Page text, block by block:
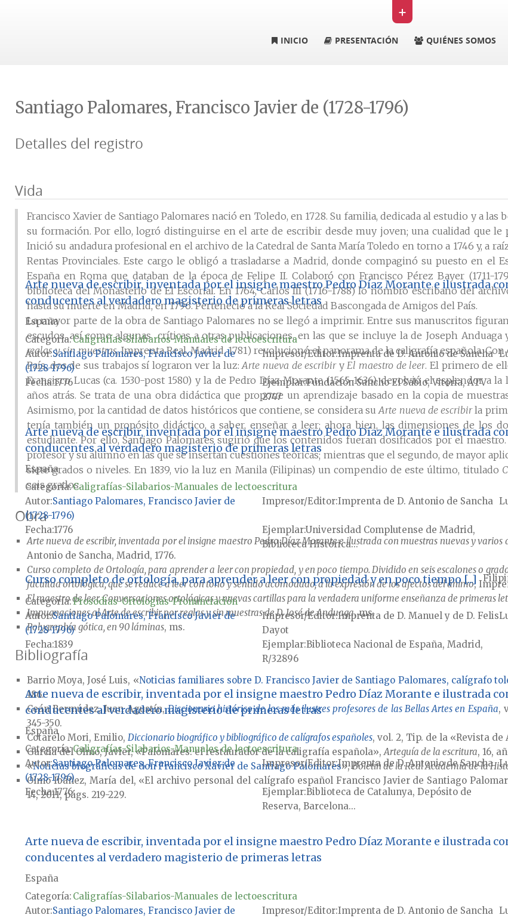
+
INICIO PRESENTACIÓN QUIÉNES SOMOS
Santiago Palomares, Francisco Javier de (1728-1796)
Detalles del registro
Vida
Francisco Xavier de Santiago Palomares nació en Toledo, en 1728. Su familia, dedicada al estudio y a
su formación. Por ello, logró distinguirse en el arte de escribir desde muy joven; una cualidad que
Inició su andadura profesional en el archivo de la Catedral de Santa María Toledo en torno a 1746 y, a
Rentas Provinciales. Este cargo le obligó a trasladarse a Madrid, donde compaginó su puesto en el
España en Roma que databan de la época de Felipe II. Colaboró con Francisco Pérez Bayer (1711-
biblioteca del Monasterio de El Escorial. En 1764, Carlos III (1716-1788) lo nombró escribano del
hasta su muerte en Madrid, en 1796. Perteneció a la Real Sociedad Bascongada de Amigos del País.
La mayor parte de la obra de Santiago Palomares no se llegó a imprimir. Entre sus manuscritos
escudos, así como algunas críticas a otras publicaciones, en las que se incluye la de Joseph Anduaga
reglas y sin muestras, Imprenta Real, Madrid, 1781) revolucionó el panorama de la caligrafía española.
País, dos de sus trabajos sí lograron ver la luz:Arte nueva de escribiryEl maestro de leer. El primero de
Francisco Lucas (ca. 1530-post 1580) y la de Pedro Díaz Morante (1565-1636), devolvió el esplendor a
años atrás. Se trata de una obra didáctica que propone un aprendizaje basado en la copia de
Asimismo, por la cantidad de datos históricos que contiene, se considera suArte nueva de escribirla
tenía también un propósito didáctico, a saber, enseñar a leer; ahora bien, las dimensiones de los
estudiante. Por ello, Santiago Palomares sugirió que los contenidos fueran dosificados por el
profesor y su alumno en las que se insertan cuestiones teóricas; mientras que el segundo, de mayor
siete grados o niveles. En 1839, vio la luz en Manila (Filipinas) un compendio de este último, titulado
seis grados.
Obra
Arte nueva de escribir, inventada por el insigne maestro Pedro Díaz Morante e ilustrada con muestras nuevas y
Antonio de Sancha, Madrid, 1776.
Curso completo de Ortología, para aprender a leer con propiedad, y en poco tiempo. Dividido en seis escalones o
facultad ortológica, que se reduce a leer con tono y sentido acomodado, a la expresión de los afectos del ánimo,
El maestro de leer. Conversaciones ortológicas y nuevas cartillas para la verdadera uniforme enseñanza de primeras
Impugnaciones al Arte de escribir por reglas y sin muestras de D. José de Anduaga, ms.
Polygraphía gótica, en 90 láminas, ms.
Bibliografía
Barrio Moya, José Luis, «Noticias familiares sobre D. Francisco Javier de Santiago Palomares, calígrafo
186.
Ceán Bermúdez, Juan Agustín,Diccionario histórico de los más ilustres profesores de las Bellas Artes en España,
345-350.
Cotarelo Mori, Emilio, Diccionario biográfico y bibliográfico de calígrafos españoles, vol. 2, Tip. de la «Revista de
García del Olmo, Javier, «Palomares: el restaurador de la caligrafía española»,Arteguía de la escritura, 16,
«Noticias biográficas de don Francisco Xavier de Santiago Palomares»,Boletín de la Real Academia de la
Olmo Ibáñez, María del, «El archivo personal del calígrafo español Francisco Javier de Santiago
14, 2011, págs. 219-229.
Arte nueva de escribir, inventada por el insigne maestro Pedro Díaz Morante e ilustrada
conducentes al verdadero magisterio de primeras letras
España
Categoría:Caligrafías-Silabarios-Manuales de lectoescritura
Autor Santiago Palomares, Francisco Javier de
(1728-1796)
Impresor/Editor Imprenta de D. Antonio de Sancha
Fecha1776 Ejemplar Fundación Sancho El Sabio, Vitoria, ATV
2747
Arte nueva de escribir, inventada por el insigne maestro Pedro Díaz Morante e ilustrada
conducentes al verdadero magisterio de primeras letras
España
Categoría:Caligrafías-Silabarios-Manuales de lectoescritura
Autor Santiago Palomares, Francisco Javier de
(1728-1796)
Impresor/Editor Imprenta de D. Antonio de Sancha
Fecha1776 EjemplarUniversidad Complutense de Madrid,
Biblioteca Histórica...
Curso completo de ortología, para aprender a leer con propiedad y en poco tiempo [...]
Categoría:Prosodias-Ortologías-Pronunciación
Autor Santiago Palomares, Francisco Javier de
(1728-1796)
Impresor/Editor Imprenta de D. Manuel y de D. Felis
Dayot
Fecha1839 Ejemplar Biblioteca Nacional de España, Madrid,
R/32896
Arte nueva de escribir, inventada por el insigne maestro Pedro Díaz Morante e ilustrada
conducentes al verdadero magisterio de primeras letras
España
Categoría:Caligrafías-Silabarios-Manuales de lectoescritura
Autor Santiago Palomares, Francisco Javier de
(1728-1796)
Impresor/Editor Imprenta de D. Antonio de Sancha
Fecha1776 Ejemplar Biblioteca de Catalunya, Depósito de
Reserva, Barcelona...
Arte nueva de escribir, inventada por el insigne maestro Pedro Díaz Morante e ilustrada
conducentes al verdadero magisterio de primeras letras
España
Categoría: Caligrafías-Silabarios-Manuales de lectoescritura
Autor Santiago Palomares, Francisco Javier de
Impresor/Editor Imprenta de D. Antonio de Sancha